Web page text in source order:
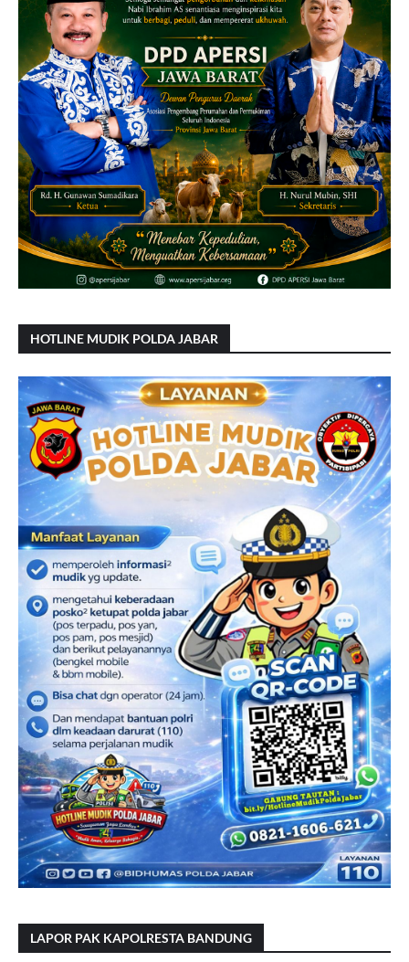
HOTLINE MUDIK POLDA JABAR
LAPOR PAK KAPOLRESTA BANDUNG